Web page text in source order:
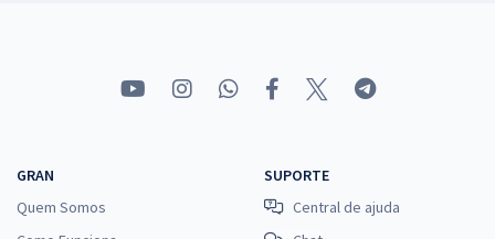
GRAN
Quem Somos
SUPORTE
Central de ajuda